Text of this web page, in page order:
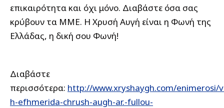
επικαιρότητα και όχι μόνο. Διαβάστε όσα σας
κρύβουν τα ΜΜΕ. Η Χρυσή Αυγή είναι η Φωνή της
Ελλάδας, η δική σου Φωνή!
Διαβάστε
περισσότερα: http://www.xryshaygh.com/enimerosi/
h-efhmerida-chrush-augh-ar.-fullou-